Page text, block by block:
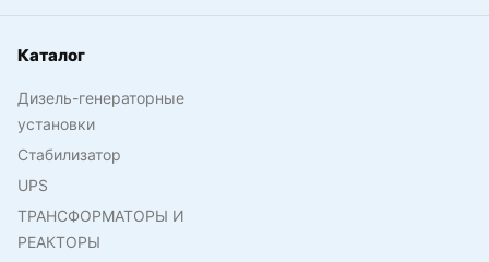
Каталог
Дизель-генераторные
установки
Стабилизатор
UPS
ТРАНСФОРМАТОРЫ И
РЕАКТОРЫ